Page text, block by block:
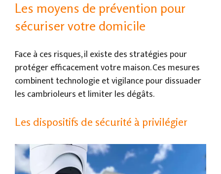
Les moyens de prévention pour
sécuriser votre domicile
Face à ces risques, il existe des stratégies pour
protéger efficacement votre maison. Ces mesures
combinent technologie et vigilance pour dissuader
les cambrioleurs et limiter les dégâts.
Les dispositifs de sécurité à privilégier